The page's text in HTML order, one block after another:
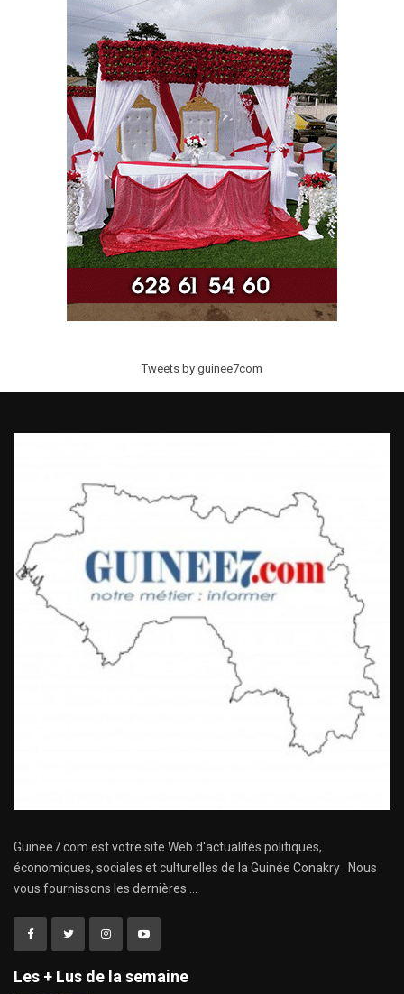
Tweets by guinee7com
Guinee7.com est votre site Web d'actualités politiques,
économiques, sociales et culturelles de la Guinée Conakry . Nous
vous fournissons les dernières ...
Les + Lus de la semaine